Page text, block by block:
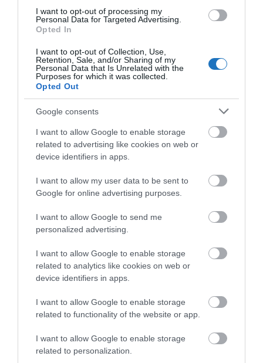
I want to opt-out of processing my
Personal Data for Targeted Advertising.
Opted In
I want to opt-out of Collection, Use,
Retention, Sale, and/or Sharing of my
Personal Data that Is Unrelated with the
Purposes for which it was collected.
Opted Out
Google consents
I want to allow Google to enable storage
related to advertising like cookies on web or
device identifiers in apps.
I want to allow my user data to be sent to
Google for online advertising purposes.
I want to allow Google to send me
personalized advertising.
I want to allow Google to enable storage
related to analytics like cookies on web or
device identifiers in apps.
I want to allow Google to enable storage
related to functionality of the website or app.
I want to allow Google to enable storage
related to personalization.
A Miskolci Fürdőkhöz tartozó másik egység, a szintén
miskolctapolcai Ellipsum fürdő
, hogy a
Barlangfürdő szállasadó partnereinél értékesített
fürdőbelépőket elfogadják az Ellipsum
élményfürdőben is. Szombaton reggel az informatikai
rendszerük meghibásodása miatt viszont lassabb
beléptetésre lehet számítani, amiért a vendégek
Kérem nap végén az aznapi friss cikkeket!
BARLANGFÜRDŐ FÜRDŐ GYÓGYFÜRDŐ HÍREK
MAGYARORSZÁG MISKOLCTAPOLCA